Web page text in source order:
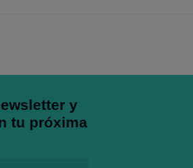
y
tu próxima